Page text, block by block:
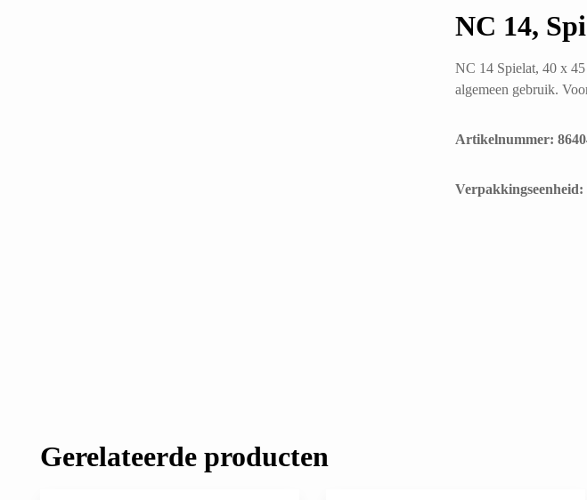
NC 14,
NC 14 Spielat, 40 x
algemeen gebruik.
Artikelnummer:
​Verpakkingseenheid:
Gerelateerde producten